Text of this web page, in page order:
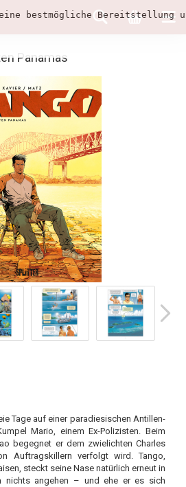
eine bestmögliche
Panamas
Tage auf einer paradiesischen Antillen-
Mario, einem Ex-Polizisten. Beim
begegnet er dem zwielichten Charles
Auftragskillern verfolgt wird. Tango,
steckt seine Nase natürlich erneut in
nichts angehen – und ehe er es sich